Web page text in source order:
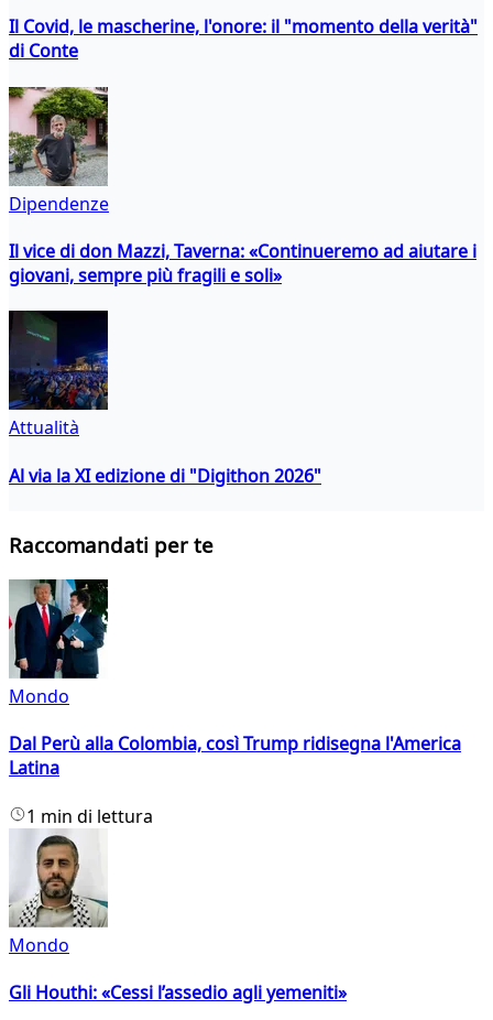
Il Covid, le mascherine, l'onore: il "momento della verità"
di Conte
Dipendenze
Il vice di don Mazzi, Taverna: «Continueremo ad aiutare i
giovani, sempre più fragili e soli»
Attualità
Al via la XI edizione di "Digithon 2026"
Raccomandati per te
Mondo
Dal Perù alla Colombia, così Trump ridisegna l'America
Latina
1 min di lettura
Mondo
Gli Houthi: «Cessi l’assedio agli yemeniti»